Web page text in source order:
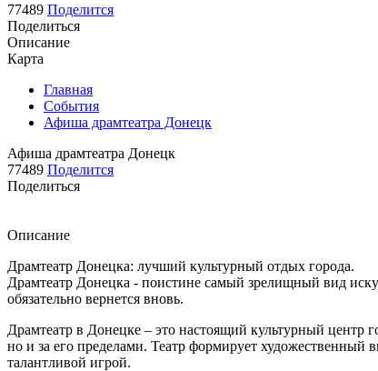
77489 Поделится
Поделиться
Описание
Карта
Главная
События
Афиша драмтеатра Донецк
Афиша драмтеатра Донецк
77489 Поделится
Поделиться
Описание
Драмтеатр Донецка: лучший культурный отдых города.
Драмтеатр Донецка - поистине самый зрелищный вид
обязательно вернется вновь.
Драмтеатр в Донецке – это настоящий культурный центр
но и за его пределами. Театр формирует художественный
талантливой игрой.